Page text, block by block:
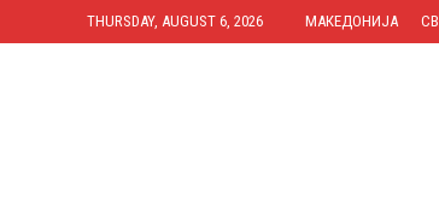
THURSDAY, AUGUST 6, 2026 МАКЕДОНИЈА